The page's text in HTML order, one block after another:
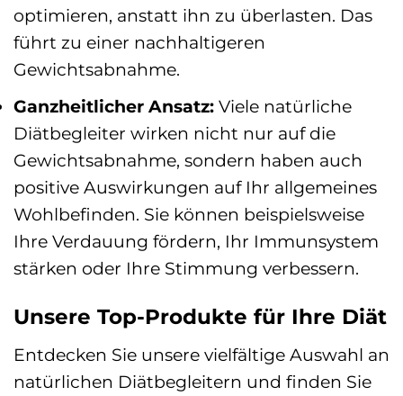
optimieren, anstatt ihn zu überlasten. Das
führt zu einer nachhaltigeren
Gewichtsabnahme.
Ganzheitlicher Ansatz: Viele natürliche
Diätbegleiter wirken nicht nur auf die
Gewichtsabnahme, sondern haben auch
positive Auswirkungen auf Ihr allgemeines
Wohlbefinden. Sie können beispielsweise
Ihre Verdauung fördern, Ihr Immunsystem
stärken oder Ihre Stimmung verbessern.
Unsere Top-Produkte für Ihre Diät
Entdecken Sie unsere vielfältige Auswahl an
natürlichen Diätbegleitern und finden Sie